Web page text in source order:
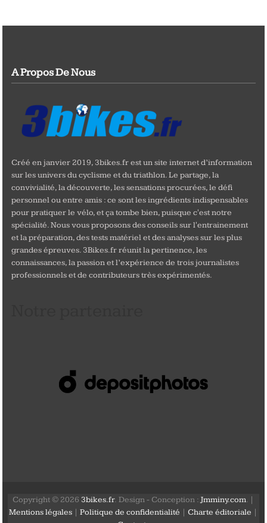
A Propos De Nous
Créé en janvier 2019, 3bikes.fr est un site internet d’information
sur les univers du cyclisme et du triathlon. Le partage, la
convivialité, la découverte, les sensations procurées, le défi
personnel ou entre amis : ce sont les ingrédients indispensables
pour pratiquer le vélo, et ça tombe bien, puisque c'est notre
spécialité. Nous vous proposons des conseils sur l'entrainement
et la préparation, des tests matériel et des analyses sur les plus
grandes épreuves. 3Bikes.fr réunit la pertinence, les
connaissances, la passion et l’expérience de trois journalistes
professionnels et de contributeurs très expérimentés.
Copyright © 2026 3bikes.fr. Design - Conception :Jmminy.com. |
Mentions légales |Politique de confidentialité |Charte éditoriale |